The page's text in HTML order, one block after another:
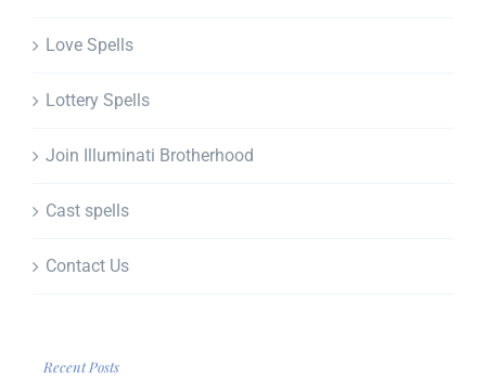
Love Spells
Lottery Spells
Join Illuminati Brotherhood
Cast spells
Contact Us
Recent Posts